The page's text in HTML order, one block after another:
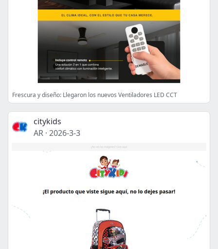
Frescura y diseño: Llegaron los nuevos Ventiladores LED CCT
citykids
AR · 2026-3-3